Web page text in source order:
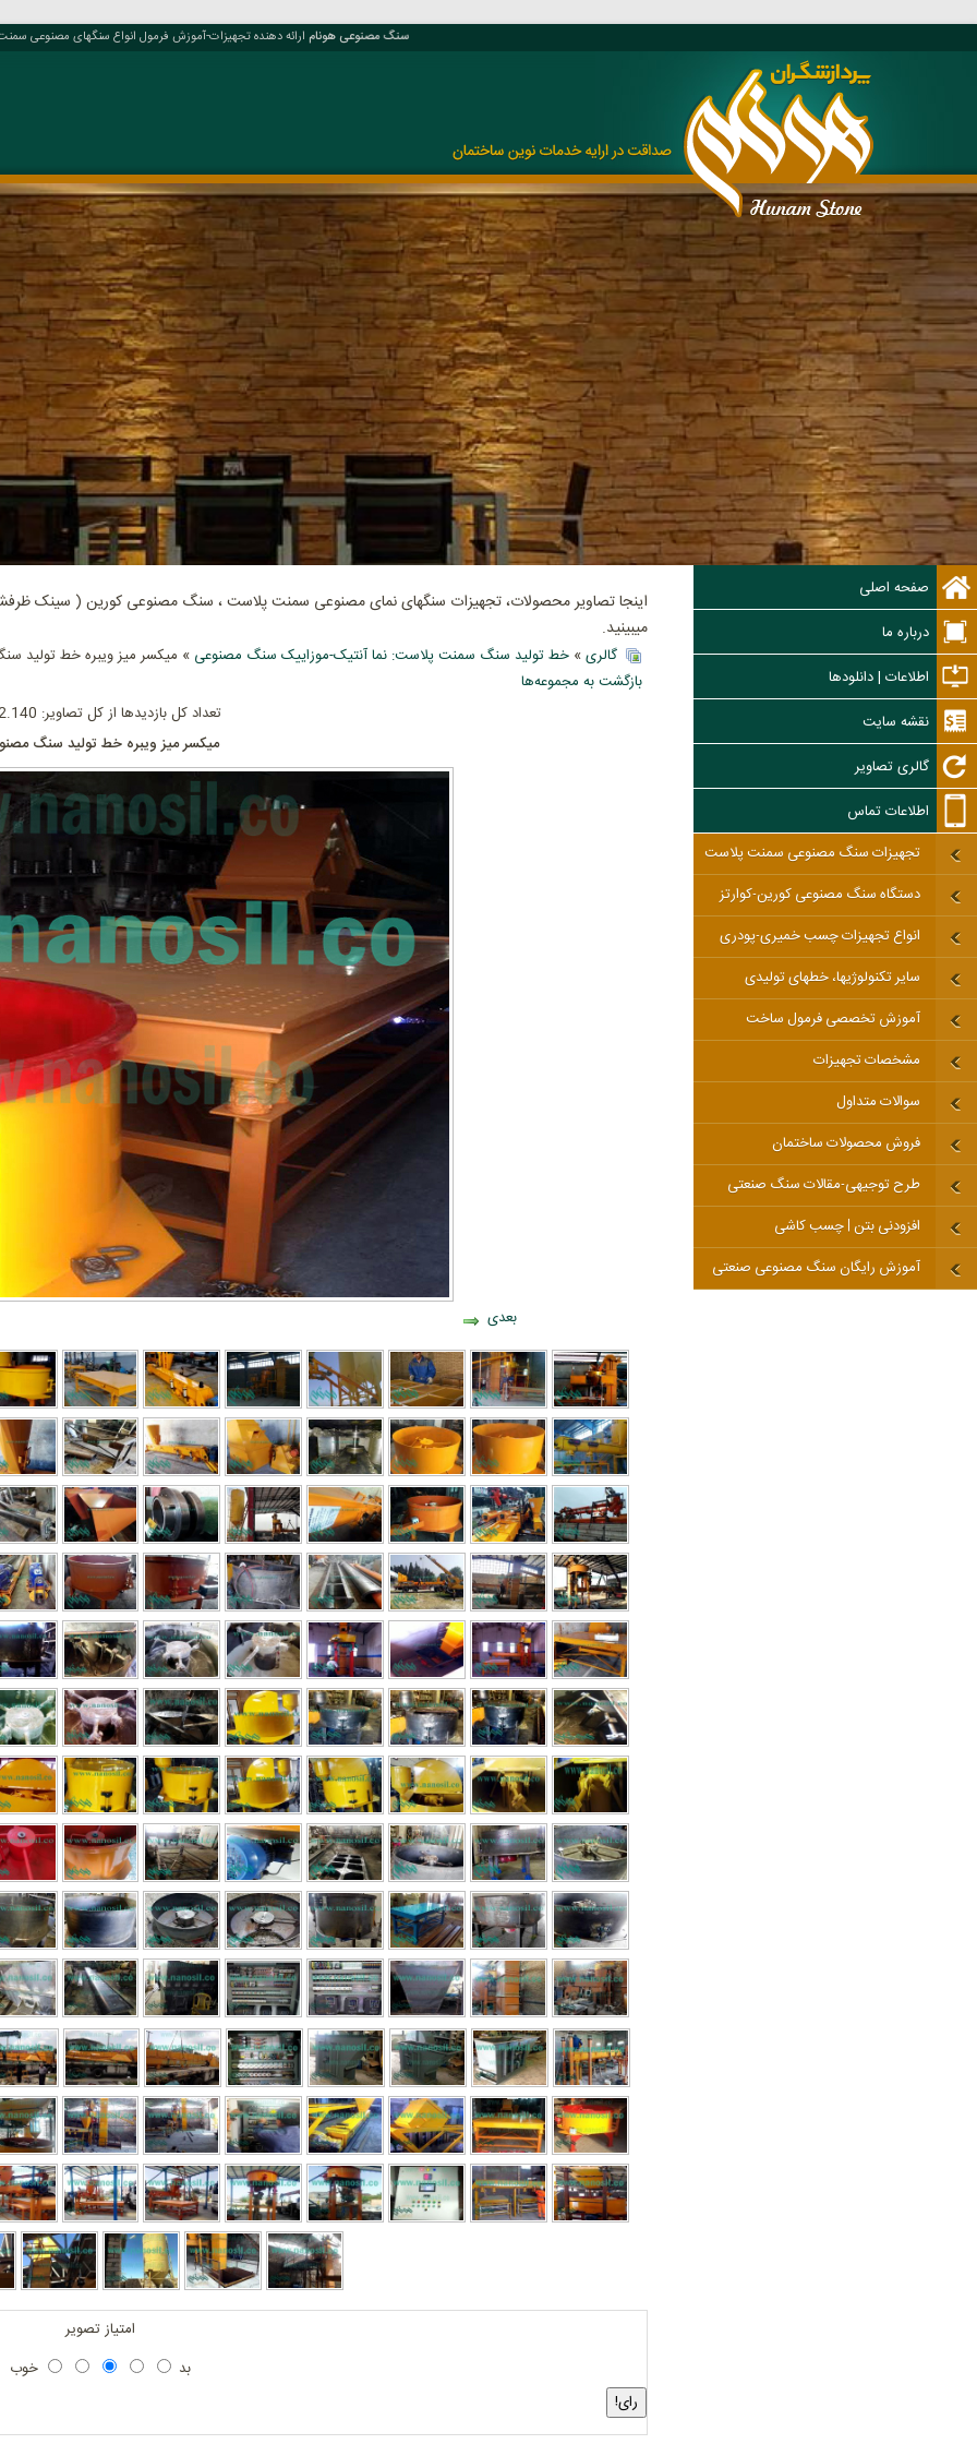
سنگ مصنوعی هونامارائه دهنده تجهیزات-آموزش فرمول انواع سنگهای مصنوعی سمنت
صفحه اصلی
درباره ما
اطلاعات | دانلودها
نقشه سایت
گالری تصاویر
اطلاعات تماس
تجهیزات سنگ مصنوعی سمنت پلاست
دستگاه سنگ مصنوعی کورین-کوارتز
انواع تجهیزات چسب خمیری-پودری
سایر تکنولوژیها، خطهای تولیدی
آموزش تخصصی فرمول ساخت
مشخصات تجهیزات
سوالات متداول
فروش محصولات ساختمان
طرح توجیهی-مقالات سنگ صنعتی
افزودنی بتن | چسب کاشی
آموزش رایگان سنگ مصنوعی صنعتی
اینجا تصاویر محصولات، تجهیزات سنگهای نمای مصنوعی سمنت پلاست ، سنگ مصنوعی کورین ( سینک
میبینید.
گالری» خط تولید سنگ سمنت پلاست: نما آنتیک-موزاییک سنگ مصنوعی » میکسر میز ویبره خط تولید
بازگشت به مجموعه‌ها
تعداد کل بازدیدها از کل تصاویر: 602.140
میکسر میز ویبره خط تولید سنگ
بعدی
امتیاز تصویر
بد
خوب